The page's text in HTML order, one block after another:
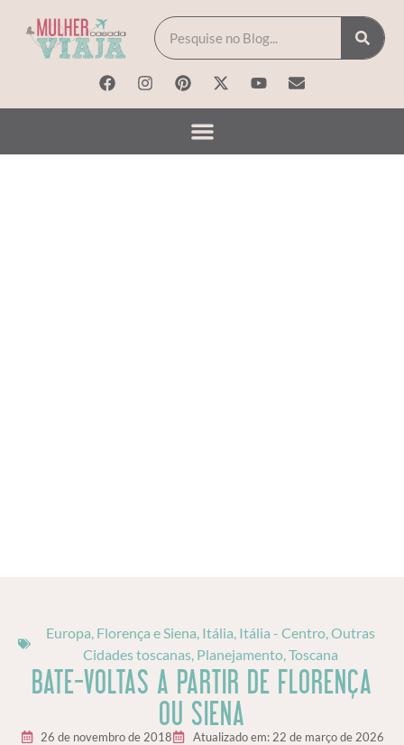
Europa Florença e Siena Itália Itália - Centro Outras
Cidades toscanas Planejamento Toscana
BATE-VOLTAS A PARTIR DE FLORENÇA
OU SIENA
26 de novembro de 2018
Atualizado em: 22 de março de 2026